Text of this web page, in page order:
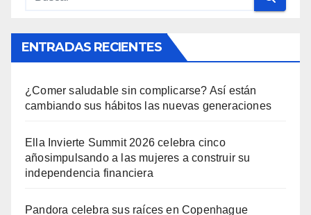
ENTRADAS RECIENTES
¿Comer saludable sin complicarse? Así están
cambiando sus hábitos las nuevas generaciones
Ella Invierte Summit 2026 celebra cinco
añosimpulsando a las mujeres a construir su
independencia financiera
Pandora celebra sus raíces en Copenhague